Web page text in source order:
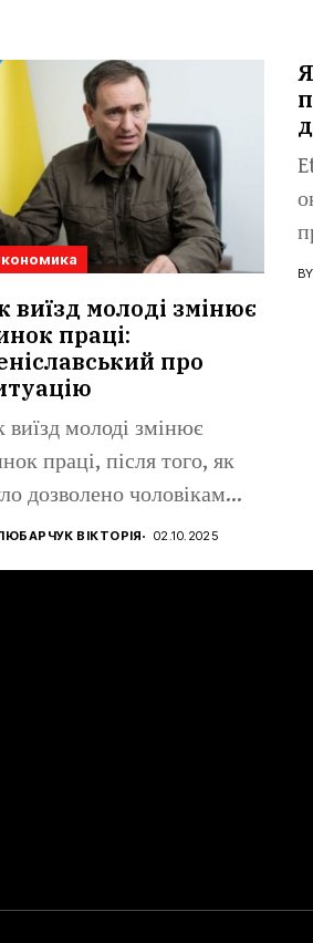
виїзд молоді змінює
праці:
про
виїзд молоді змінює
праці, після того, як
дозволено чоловікам...
ВІКТОРІЯ 02.10.2025
BY